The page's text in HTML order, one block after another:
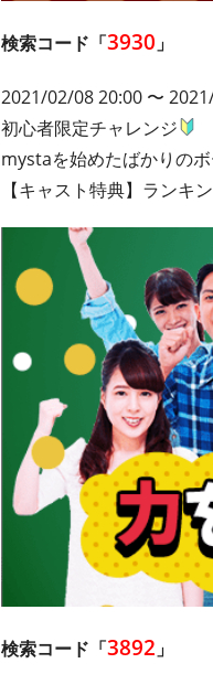
検索コード「3930 」
2021/02/08 20:00 〜
初心者限定チャレンジ
mystaを始めたばかりの
【キャスト特典】ランキ
検索コード「3892 」